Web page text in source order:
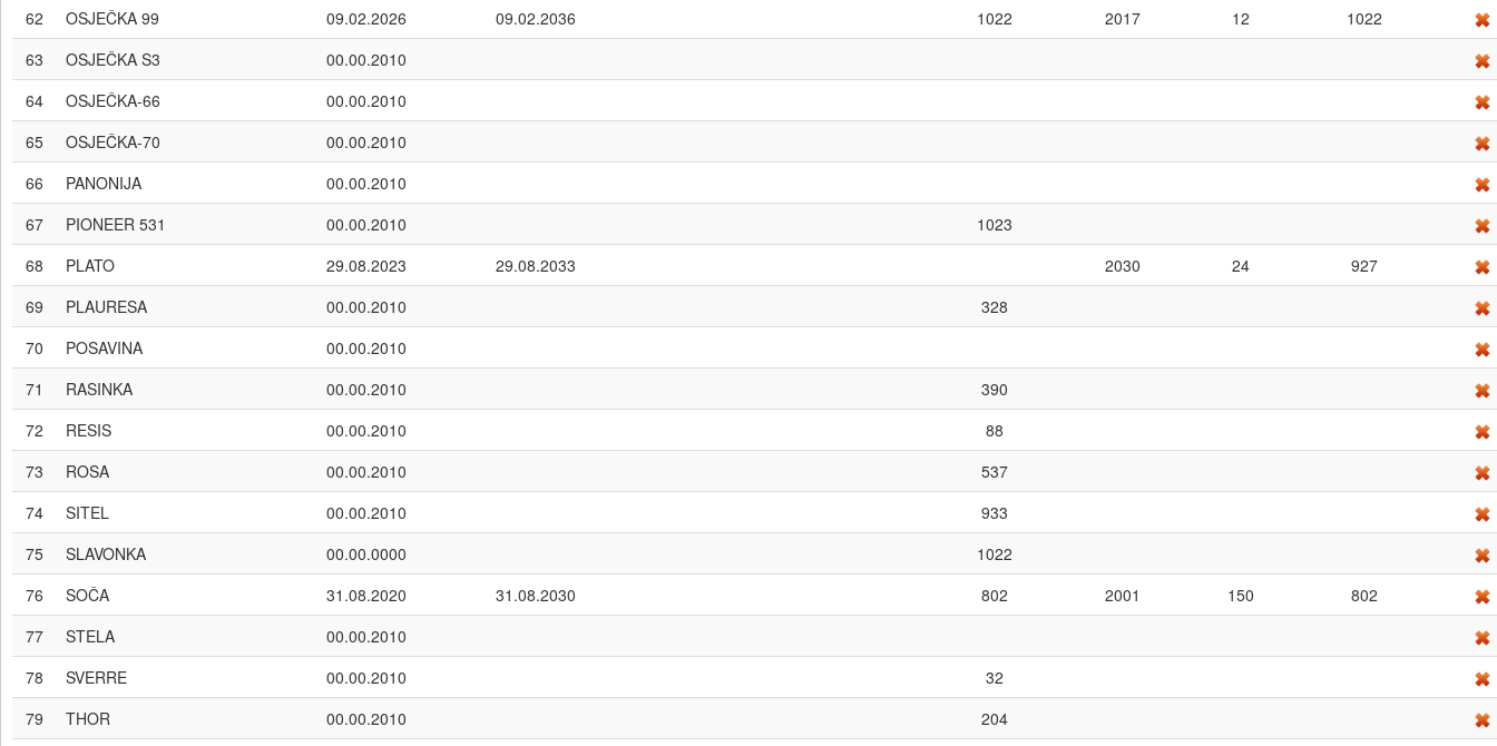
62
OSJEČKA 99 09.02.2026 09.02.2036 1022 2017 12
1022
63
OSJEČKA S3
00.00.2010
64
OSJEČKA-66
00.00.2010
65
OSJEČKA-70
00.00.2010
66
PANONIJA
00.00.2010
67
PIONEER 531 00.00.2010
1023
68
PLATO 29.08.2023 29.08.2033 2030 24
927
69
PLAURESA 00.00.2010
328
70
POSAVINA
00.00.2010
71
RASINKA 00.00.2010
390
72
RESIS 00.00.2010
88
73
ROSA 00.00.2010
537
74
SITEL 00.00.2010
933
75
SLAVONKA 00.00.0000
1022
76
SOČA 31.08.2020 31.08.2030 802 2001 150
802
77
STELA
00.00.2010
78
SVERRE 00.00.2010
32
79
THOR 00.00.2010 204